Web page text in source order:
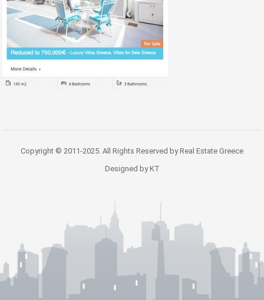
Copyright © 2011-2025. All Rights Reserved by Real Estate Greece
Designed by KT